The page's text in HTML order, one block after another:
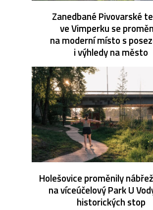
Zanedbané Pivovarské
ve Vimperku se
na moderní místo s
i výhledy na město
Holešovice proměnily
na víceúčelový Park U
historických stop